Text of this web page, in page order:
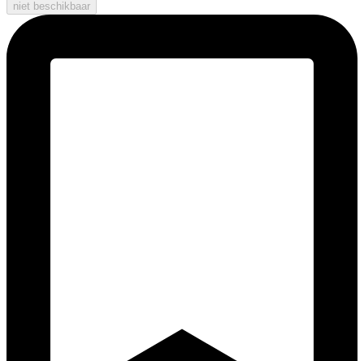
niet beschikbaar